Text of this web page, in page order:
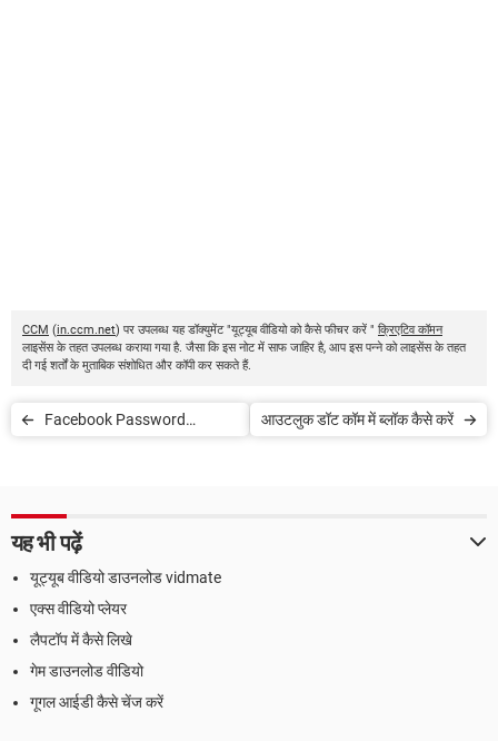
CCM (in.ccm.net) पर उपलब्ध यह डॉक्युमेंट "यूट्यूब वीडियो को कैसे फीचर करें " क्रिएटिव कॉमन
लाइसेंस के तहत उपलब्ध कराया गया है. जैसा कि इस नोट में साफ जाहिर है, आप इस पन्ने को लाइसेंस के तहत
दी गई शर्तों के मुताबिक संशोधित और कॉपी कर सकते हैं.
Facebook Password
आउटलुक डॉट कॉम में ब्लॉक कैसे करें
यह भी पढ़ें
यूट्यूब वीडियो डाउनलोड vidmate
एक्स वीडियो प्लेयर
लैपटॉप में कैसे लिखे
गेम डाउनलोड वीडियो
गूगल आईडी कैसे चेंज करें